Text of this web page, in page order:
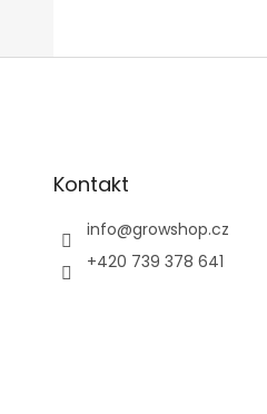
Kontakt
info@growshop.cz
+420 739 378 641